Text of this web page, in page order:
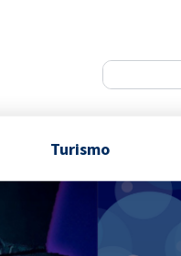
Turismo